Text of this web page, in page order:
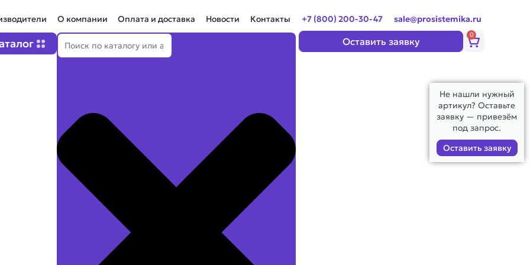
О компании Оплата и доставка Новости Контакты
Поиск
Open Каталог
+7 (800) 200-30-47 sale@prosistemika.ru
Оставить заявку
0
Корзина
Не нашли нужный
артикул? Оставьте
заявку — привезём
под запрос.
Оставить заявку